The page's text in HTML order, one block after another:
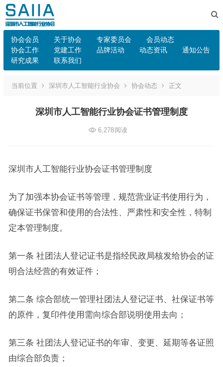
协会会员 关于协会 专家委员会
会员动态
协会工作
党建工作 品牌活动 动态资讯
通知公告
研究成果
联系我们
当前位置 深圳市人工智能行业协会 协会动态 正文
深圳市人工智能行业协会证书管理制度
6,278阅读
深圳市人工智能行业协会证书管理制度
为了加强本协会证书等管理，规范营业证书使用行为，
确保证书保管和使用的合法性、严肃性和安全性，特制
定本管理制度。
第一条 社团法人登记证书是指经民政局核发给协会的证
明合法经营的有效证件；
第二条 综合部统一管理社团法人登记证书、社保证书等
的原件，复印件使用需向综合部说明使用去向；
第三条 社团法人登记证书的年审、变更、延期等各证照
由综合部负责；